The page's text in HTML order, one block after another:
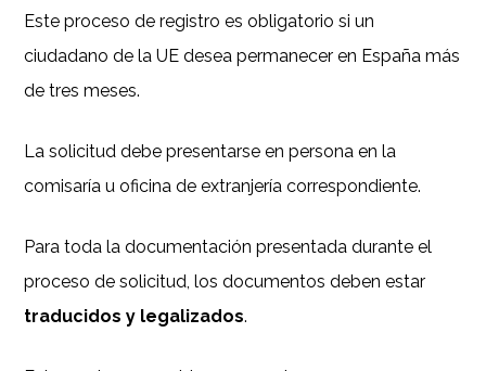
Este proceso de registro es obligatorio si un
ciudadano de la UE desea permanecer en España más
de tres meses.
La solicitud debe presentarse en persona en la
comisaría u oficina de extranjería correspondiente.
Para toda la documentación presentada durante el
proceso de solicitud, los documentos deben estar
traducidos y legalizados.